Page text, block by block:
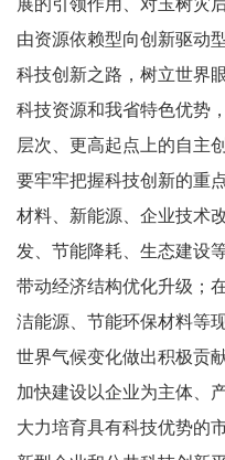
由资源依赖型向创新驱动
科技创新之路，树立世界
科技资源和我省特色优势
层次、更高起点上的自主
要牢牢把握科技创新的重
材料、新能源、企业技术
发、节能降耗、生态建设
带动经济结构优化升级；
洁能源、节能环保材料等
世界气候变化做出积极贡
加快建设以企业为主体、
大力培育具有科技优势的